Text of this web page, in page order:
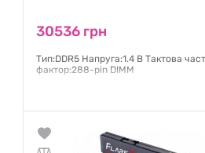
30536 грн
Тип:DDR5 Напруга:1.4 В Тактова
фактор:288-pin DIMM